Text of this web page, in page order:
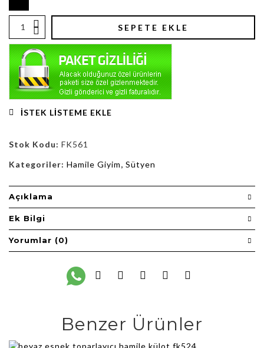
SEPETE EKLE
İSTEK LISTEME EKLE
Stok Kodu: FK561
Kategoriler: Hamile Giyim, Sütyen
Açıklama
Ek Bilgi
Yorumlar (0)
Benzer Ürünler